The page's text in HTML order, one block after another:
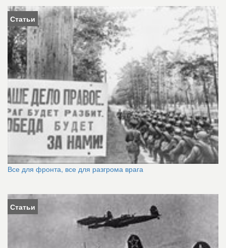
Статьи
Все для фронта, все для разгрома врага
Статьи